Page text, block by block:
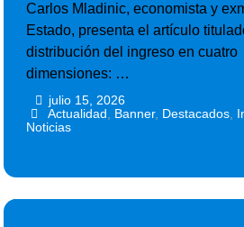
Carlos Mladinic, economista y
Estado, presenta el artículo
distribución del ingreso en cuatro
dimensiones: …
julio 15, 2026
Actualidad Banner, Destacados,
Noticias